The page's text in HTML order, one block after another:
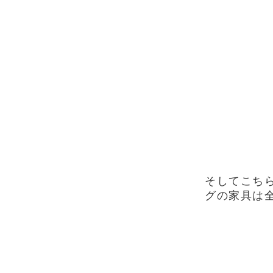
そしてこち
グの家具は